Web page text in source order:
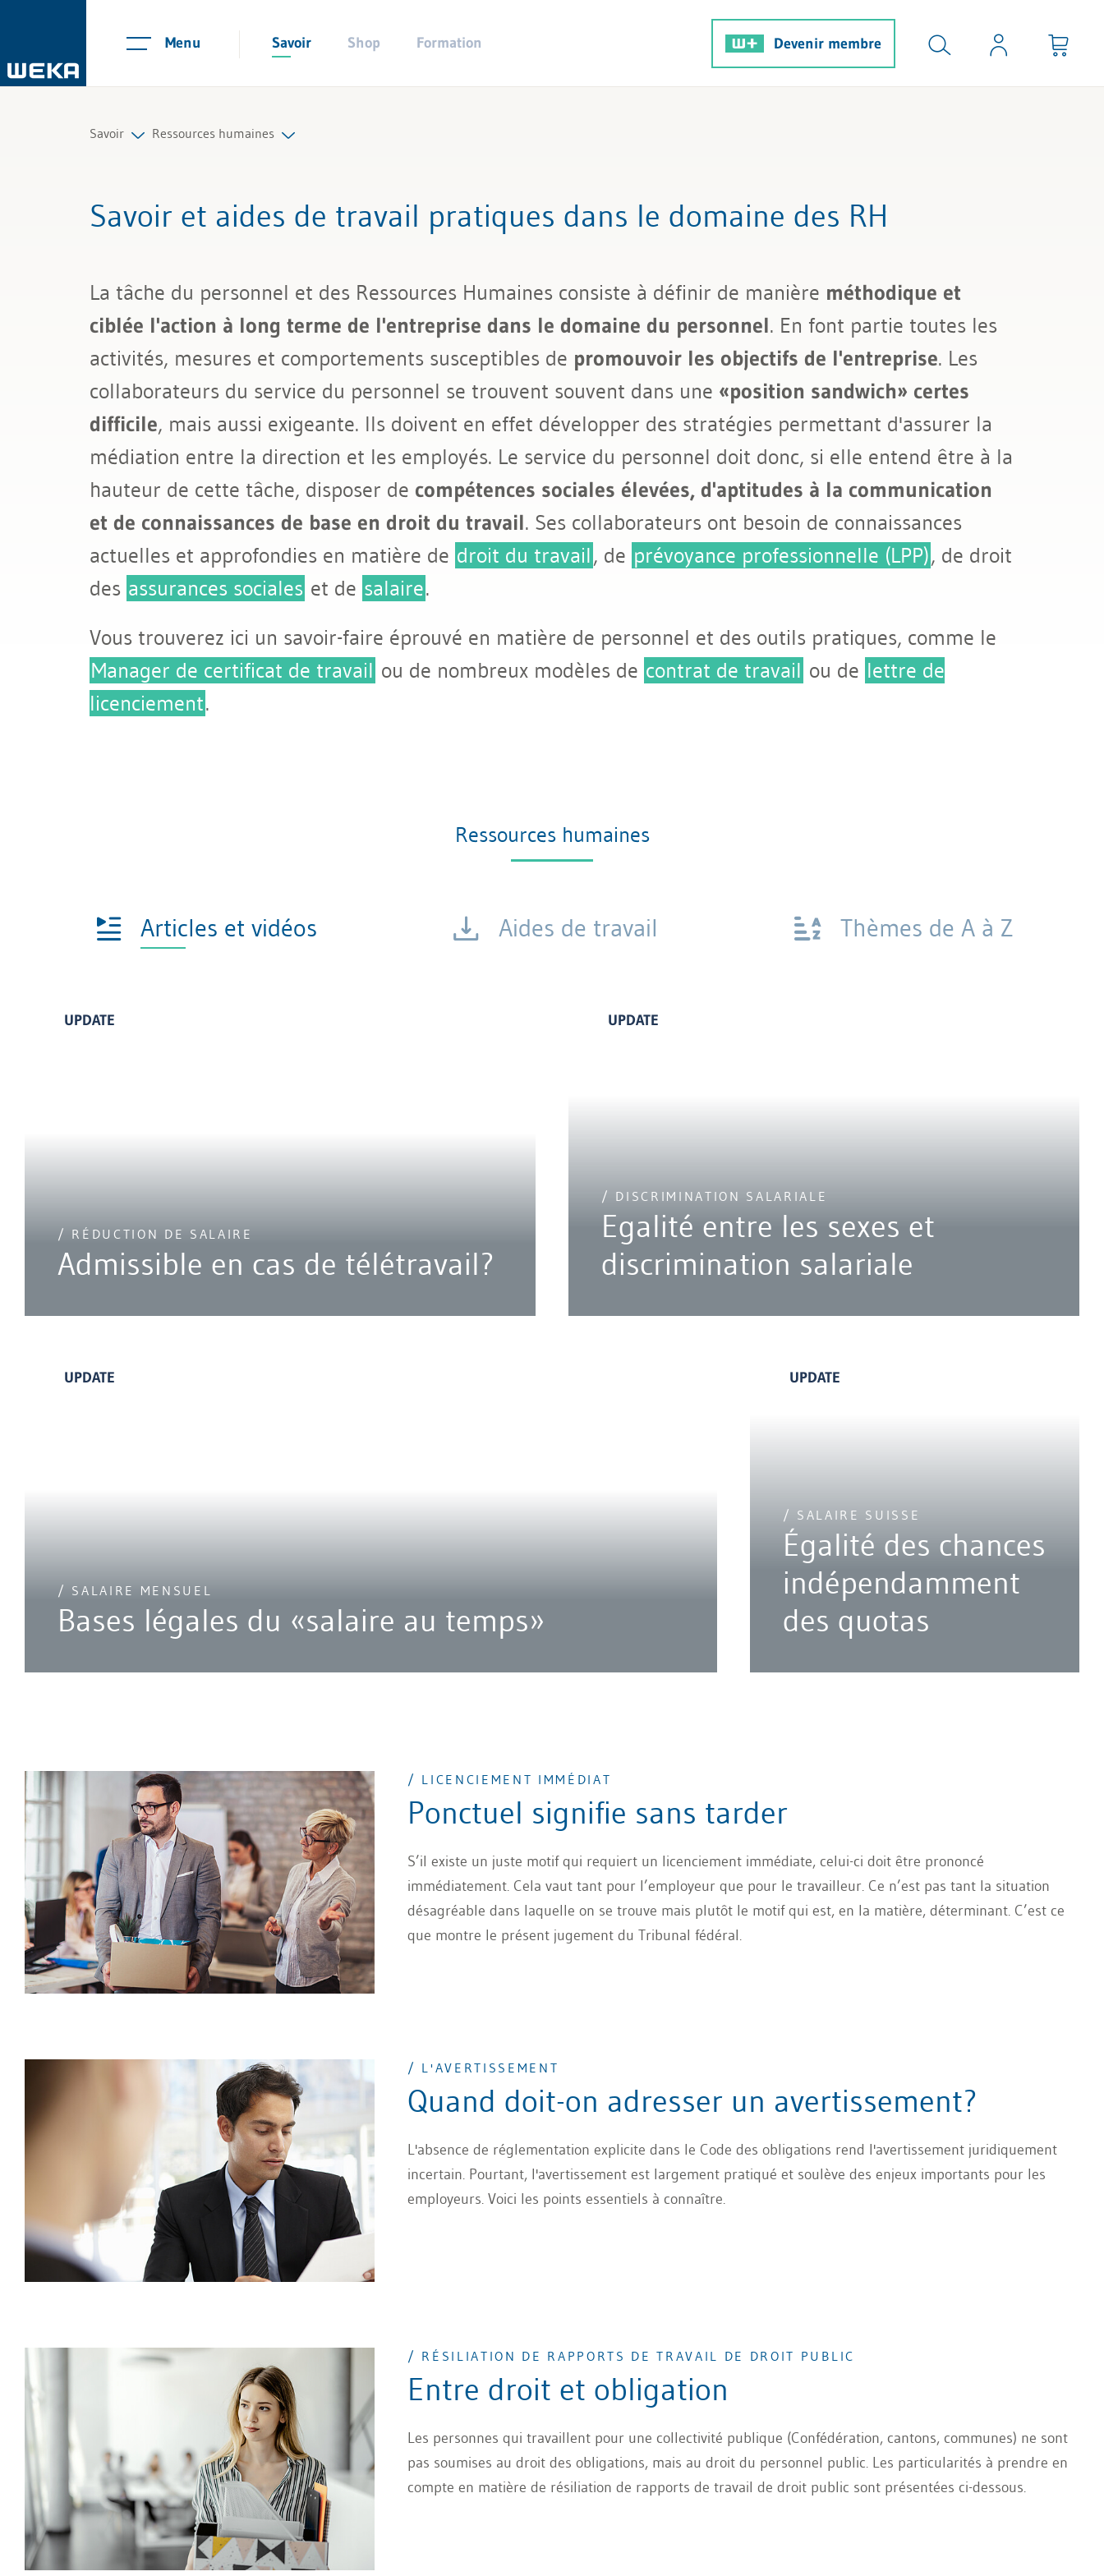
Menu Savoir Shop Formation Devenir membre
Savoir
Gestion et management
Finances & TVA
Ressources humaines
Contrats de travail et règlements
Salaire et rémunération
Gestion du personnel
Licenciement et certificat de travail
Assurances sociales
Savoir et aides de travail pratiques dans le domaine des RH
La tâche du personnel et des Ressources Humaines consiste à définir de manière méthodique et
ciblée l'action à long terme de l'entreprise dans le domaine du personnel. En font partie toutes les
activités, mesures et comportements susceptibles de promouvoir les objectifs de l'entreprise. Les
collaborateurs du service du personnel se trouvent souvent dans une «position sandwich» certes
difficile, mais aussi exigeante. Ils doivent en effet développer des stratégies permettant d'assurer la
médiation entre la direction et les employés. Le service du personnel doit donc, si elle entend être à la
hauteur de cette tâche, disposer de compétences sociales élevées, d'aptitudes à la communication
et de connaissances de base en droit du travail. Ses collaborateurs ont besoin de connaissances
actuelles et approfondies en matière de droit du travail, de prévoyance professionnelle (LPP), de droit
des assurances sociales et de salaire.
Vous trouverez ici un savoir-faire éprouvé en matière de personnel et des outils pratiques, comme le
Manager de certificat de travail ou de nombreux modèles de contrat de travail ou de lettre de
licenciement.
Ressources humaines
Articles et vidéos Aides de travail Thèmes de A à Z
UPDATE
/ RÉDUCTION DE SALAIRE
Admissible en cas de télétravail?
UPDATE
/ DISCRIMINATION SALARIALE
Egalité entre les sexes et
discrimination salariale
UPDATE
/ SALAIRE MENSUEL
Bases légales du «salaire au temps»
UPDATE
/ SALAIRE SUISSE
Égalité des chances
indépendamment
des quotas
/ LICENCIEMENT IMMÉDIAT
Ponctuel signifie sans tarder
S’il existe un juste motif qui requiert un licenciement immédiate, celui-ci doit être prononcé
immédiatement. Cela vaut tant pour l’employeur que pour le travailleur. Ce n’est pas tant la situation
désagréable dans laquelle on se trouve mais plutôt le motif qui est, en la matière, déterminant. C’est ce
que montre le présent jugement du Tribunal fédéral.
/ L'AVERTISSEMENT
Quand doit-on adresser un avertissement?
L'absence de réglementation explicite dans le Code des obligations rend l'avertissement juridiquement
incertain. Pourtant, l'avertissement est largement pratiqué et soulève des enjeux importants pour les
employeurs. Voici les points essentiels à connaître.
/ RÉSILIATION DE RAPPORTS DE TRAVAIL DE DROIT PUBLIC
Entre droit et obligation
Les personnes qui travaillent pour une collectivité publique (Confédération, cantons, communes) ne sont
pas soumises au droit des obligations, mais au droit du personnel public. Les particularités à prendre en
compte en matière de résiliation de rapports de travail de droit public sont présentées ci-dessous.